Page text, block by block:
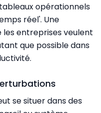
opérationnels
réel'. Une
entreprises veulent
que possible dans
se situer dans des